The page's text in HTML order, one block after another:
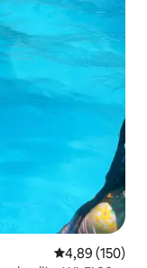
Priemerné
4,89 (150)